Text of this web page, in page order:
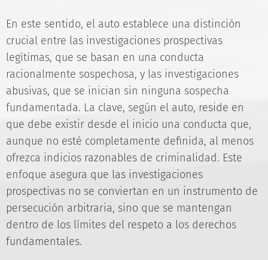
En este sentido, el auto establece una distinción
crucial entre las investigaciones prospectivas
legítimas, que se basan en una conducta
racionalmente sospechosa, y las investigaciones
abusivas, que se inician sin ninguna sospecha
fundamentada. La clave, según el auto, reside en
que debe existir desde el inicio una conducta que,
aunque no esté completamente definida, al menos
ofrezca indicios razonables de criminalidad. Este
enfoque asegura que las investigaciones
prospectivas no se conviertan en un instrumento de
persecución arbitraria, sino que se mantengan
dentro de los límites del respeto a los derechos
fundamentales.